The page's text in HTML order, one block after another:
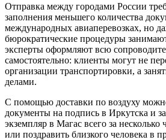
Отправка между городами России
заполнения меньшего количества
международных авиаперевозках, но
бюрократические процедуры
эксперты оформляют всю
самостоятельно: клиенты могут не
организации транспортировки, а
делами.
С помощью доставки по воздуху
документы на подпись в Иркутска и
экземпляр в Магас всего за несколько
или поздравить близкого человека в